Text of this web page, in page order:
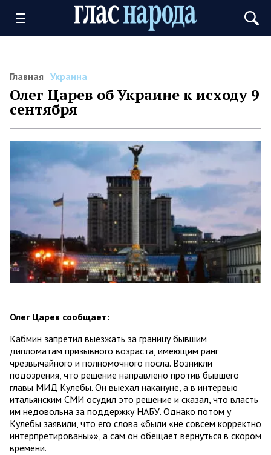
Главная Украина
Олег Царев об Украине к исходу 9
сентября
Олег Царев сообщает:
Кабмин запретил выезжать за границу бывшим
дипломатам призывного возраста, имеющим ранг
чрезвычайного и полномочного посла. Возникли
подозрения, что решение направлено против бывшего
главы МИД Кулебы. Он выехал накануне, а в интервью
итальянским СМИ осудил это решение и сказал, что власть
им недовольна за поддержку НАБУ. Однако потом у
Кулебы заявили, что его слова «были «не совсем корректно
интерпретированы»», а сам он обещает вернуться в скором
времени.